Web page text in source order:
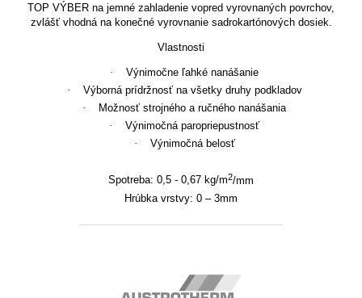
TOP VÝBER na jemné zahladenie vopred vyrovnaných povrchov,
zvlášť vhodná na konečné vyrovnanie sadrokartónových dosiek.
Vlastnosti
·
Výnimočne ľahké nanášanie
·
Výborná prídržnosť na všetky druhy podkladov
·
Možnosť strojného a ručného nanášania
·
Výnimočná paropriepustnosť
·
Výnimočná belosť
Spotreba: 0,5 - 0,67 kg/m2/mm
Hrúbka vrstvy: 0 – 3mm